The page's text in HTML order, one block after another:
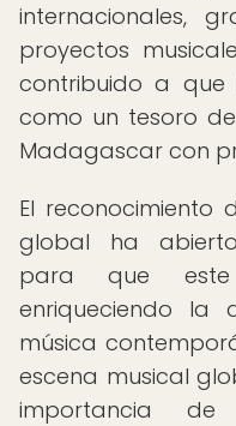
internacionales,
proyectos
contribuido a
como un tesoro
Madagascar con
El reconocimiento
global ha
para que este
enriqueciendo la
música
escena musical
importancia